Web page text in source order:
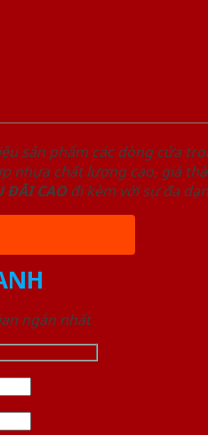
sản phẩm các dòng cửa
nhựa chất lượng cao, giá
ĐÃI CAOđi kèm với sự đa
ngắn nhất